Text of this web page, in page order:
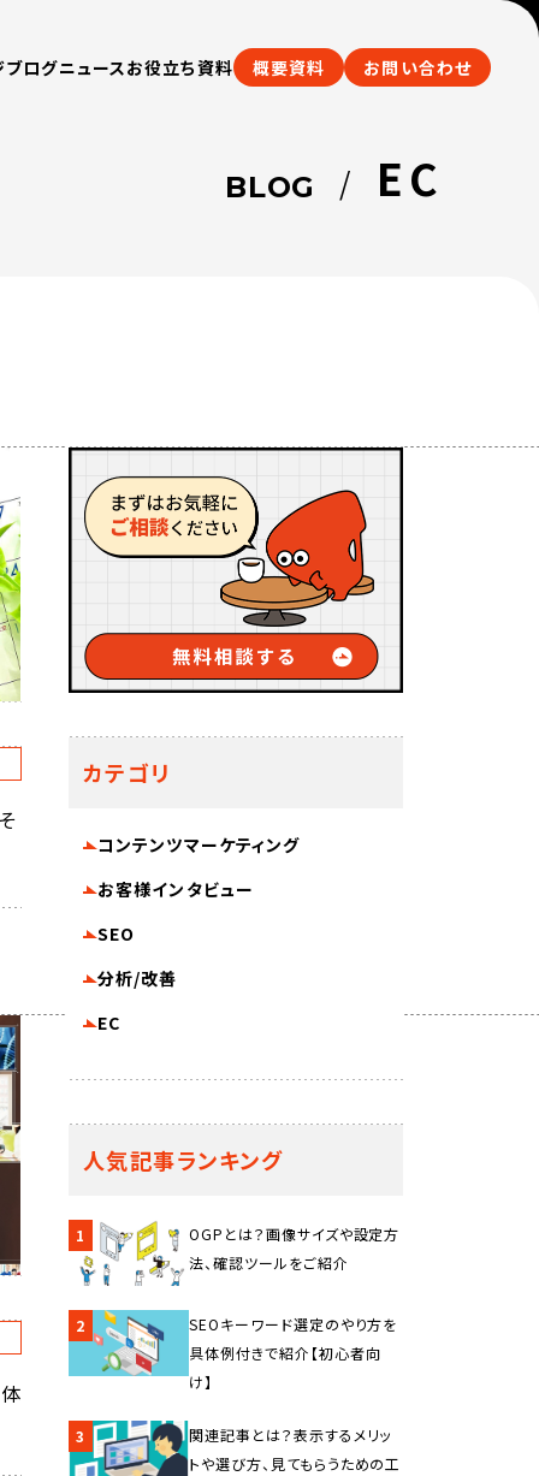
ブログニュースお役立ち資料 概要資料 お問い合わせ
BLOG / EC
カテゴリ
コンテンツマーケティング
お客様インタビュー
SEO
分析/改善
EC
人気記事ランキング
1
OGPとは？画像サイズや設定方
法、確認ツールをご紹介
2
SEOキーワード選定のやり方を
具体例付きで紹介【初心者向
け】
3
関連記事とは？表示するメリッ
トや選び方、見てもらうための工